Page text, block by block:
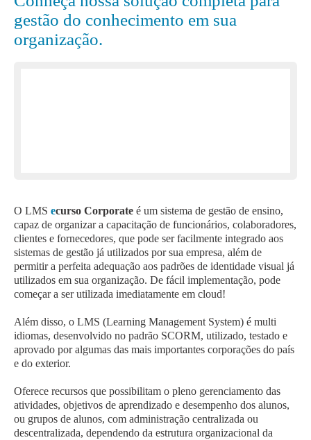
gestão do conhecimento em sua
organização.
O LMS ecurso Corporate é um sistema de gestão de ensino,
capaz de organizar a capacitação de funcionários, colaboradores,
clientes e fornecedores, que pode ser facilmente integrado aos
sistemas de gestão já utilizados por sua empresa, além de
permitir a perfeita adequação aos padrões de identidade visual já
utilizados em sua organização. De fácil implementação, pode
começar a ser utilizada imediatamente em cloud!
Além disso, o LMS (Learning Management System) é multi
idiomas, desenvolvido no padrão SCORM, utilizado, testado e
aprovado por algumas das mais importantes corporações do país
e do exterior.
Oferece recursos que possibilitam o pleno gerenciamento das
atividades, objetivos de aprendizado e desempenho dos alunos,
ou grupos de alunos, com administração centralizada ou
descentralizada, dependendo da estrutura organizacional da